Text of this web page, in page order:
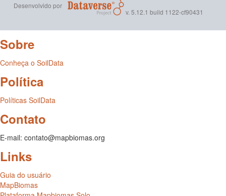
Desenvolvido por
v. 5.12.1 build 1122-cf90431
Sobre
Conheça o SoilData
Política
Políticas SoilData
Contato
E-mail: contato@mapbiomas.org
Links
Guia do usuário
MapBiomas